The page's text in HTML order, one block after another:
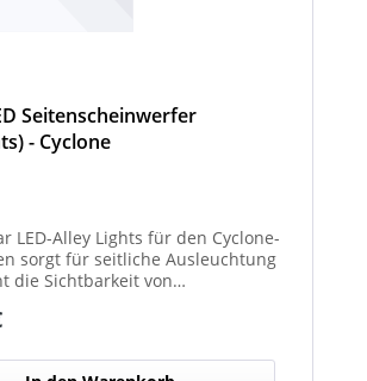
Seitenscheinwerfer
- Cyclone
LED-Alley Lights für den Cyclone-
sorgt für seitliche Ausleuchtung
die Sichtbarkeit von
Preis: